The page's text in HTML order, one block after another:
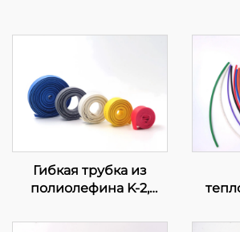
Гибкая трубка из
полиолефина K-2,